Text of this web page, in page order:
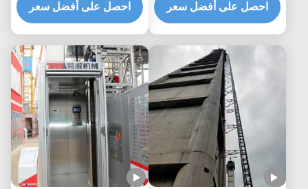
احصل على أفضل سعر
احصل على أفضل سعر